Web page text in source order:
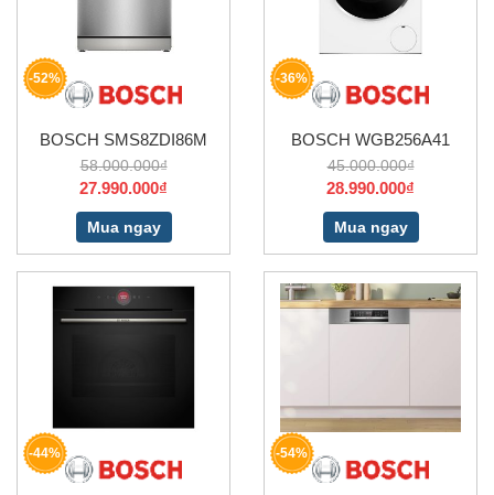
-52%
BOSCH SMS8ZDI86M
58.000.000₫
27.990.000₫
Mua ngay
-36%
BOSCH WGB256A41
45.000.000₫
28.990.000₫
Mua ngay
-44% -54%